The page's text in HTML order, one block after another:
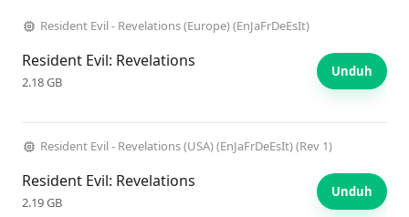
Resident Evil - Revelations (Europe) (EnJaFrDeEsIt)
Resident Evil: Revelations
2.18 GB
Unduh
Resident Evil - Revelations (USA) (EnJaFrDeEsIt) (Rev 1)
Resident Evil: Revelations
2.19 GB
Unduh